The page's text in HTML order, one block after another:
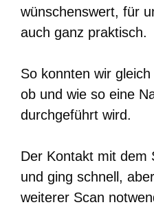
wünschenswert, für
auch ganz praktisch.
So konnten wir
ob und wie so eine
durchgeführt wird.
Der Kontakt mit dem
und ging schnell,
weiterer Scan